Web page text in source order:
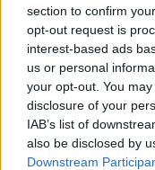
section to confirm
opt-out request is
interest-based ads
us or personal
your opt-out. You
disclosure of your
IAB’s list of
also be disclosed by
Downstream